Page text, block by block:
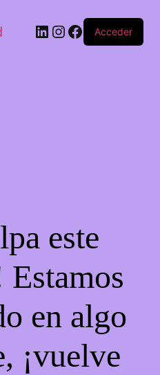
Acceder
este
Estamos
en algo
¡vuelve